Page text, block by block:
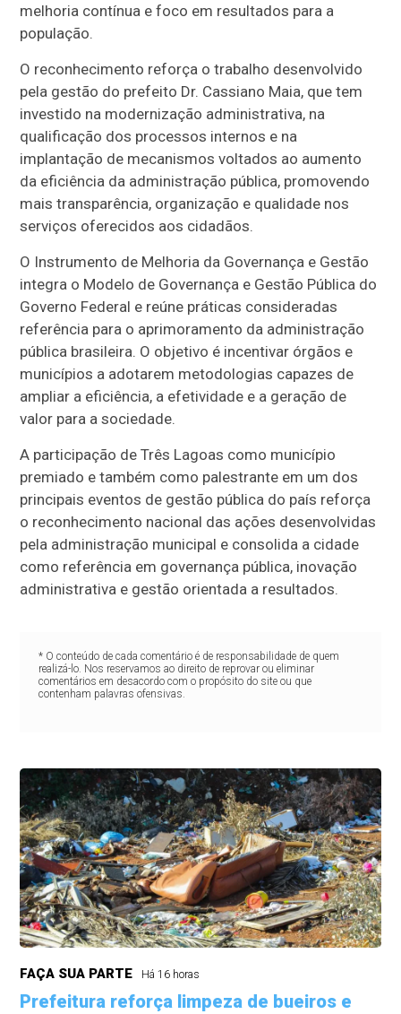
melhoria contínua e foco em resultados para a
população.
O reconhecimento reforça o trabalho desenvolvido
pela gestão do prefeito Dr. Cassiano Maia, que tem
investido na modernização administrativa, na
qualificação dos processos internos e na
implantação de mecanismos voltados ao aumento
da eficiência da administração pública, promovendo
mais transparência, organização e qualidade nos
serviços oferecidos aos cidadãos.
O Instrumento de Melhoria da Governança e Gestão
integra o Modelo de Governança e Gestão Pública do
Governo Federal e reúne práticas consideradas
referência para o aprimoramento da administração
pública brasileira. O objetivo é incentivar órgãos e
municípios a adotarem metodologias capazes de
ampliar a eficiência, a efetividade e a geração de
valor para a sociedade.
A participação de Três Lagoas como município
premiado e também como palestrante em um dos
principais eventos de gestão pública do país reforça
o reconhecimento nacional das ações desenvolvidas
pela administração municipal e consolida a cidade
como referência em governança pública, inovação
administrativa e gestão orientada a resultados.
* O conteúdo de cada comentário é de responsabilidade de quem
realizá-lo. Nos reservamos ao direito de reprovar ou eliminar
comentários em desacordo com o propósito do site ou que
contenham palavras ofensivas.
FAÇA SUA PARTE Há 16 horas
Prefeitura reforça limpeza de bueiros e